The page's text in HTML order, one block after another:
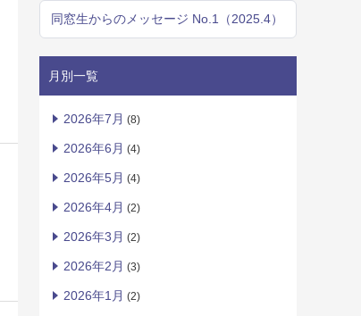
同窓生からのメッセージ No.1（2025.4）
月別一覧
2026年7月 (8)
2026年6月 (4)
2026年5月 (4)
2026年4月 (2)
2026年3月 (2)
2026年2月 (3)
2026年1月 (2)